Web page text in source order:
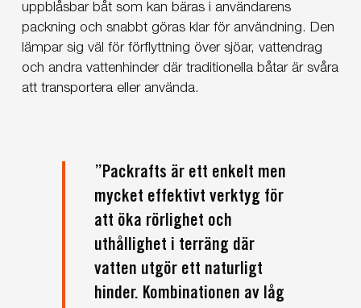
uppblåsbar båt som kan bäras i användarens
packning och snabbt göras klar för användning. Den
lämpar sig väl för förflyttning över sjöar, vattendrag
och andra vattenhinder där traditionella båtar är svåra
att transportera eller använda.
”Packrafts är ett enkelt men
mycket effektivt verktyg för
att öka rörlighet och
uthållighet i terräng där
vatten utgör ett naturligt
hinder. Kombinationen av låg